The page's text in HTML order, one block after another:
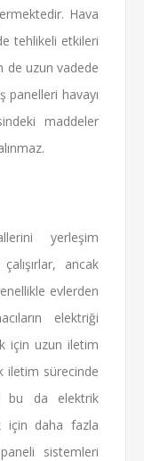
Hava
tehlikeli etkileri
de uzun vadede
panelleri havayı
maddeler
yerleşim
ancak
evlerden
elektriği
için uzun iletim
iletim sürecinde
bu da elektrik
için daha fazla
sistemleri